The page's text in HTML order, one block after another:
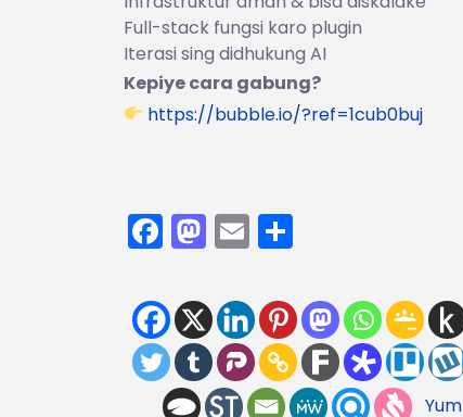
Full-stack fungsi karo plugin
Iterasi sing didhukung AI
Kepiye cara gabung?
https://bubble.io/?ref=1cub0buj
Facebook
Mastodon
Email
Yum